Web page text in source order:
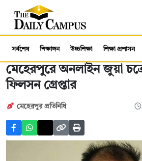
সর্বশেষ শিক্ষাঙ্গন উচ্চশিক্ষা শিক্ষা প্রশাসন
মেহেরপুরে অনলাইন জুয়া
ফিলসন গ্রেপ্তার
মেহেরপুর প্রতিনিধি